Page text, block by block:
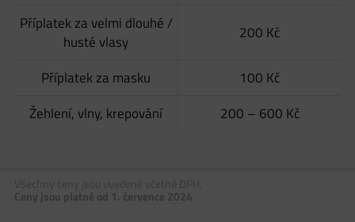
Příplatek za velmi dlouhé /
husté vlasy
200 Kč
Příplatek za masku
100 Kč
Žehlení, vlny, krepování
200 – 600 Kč